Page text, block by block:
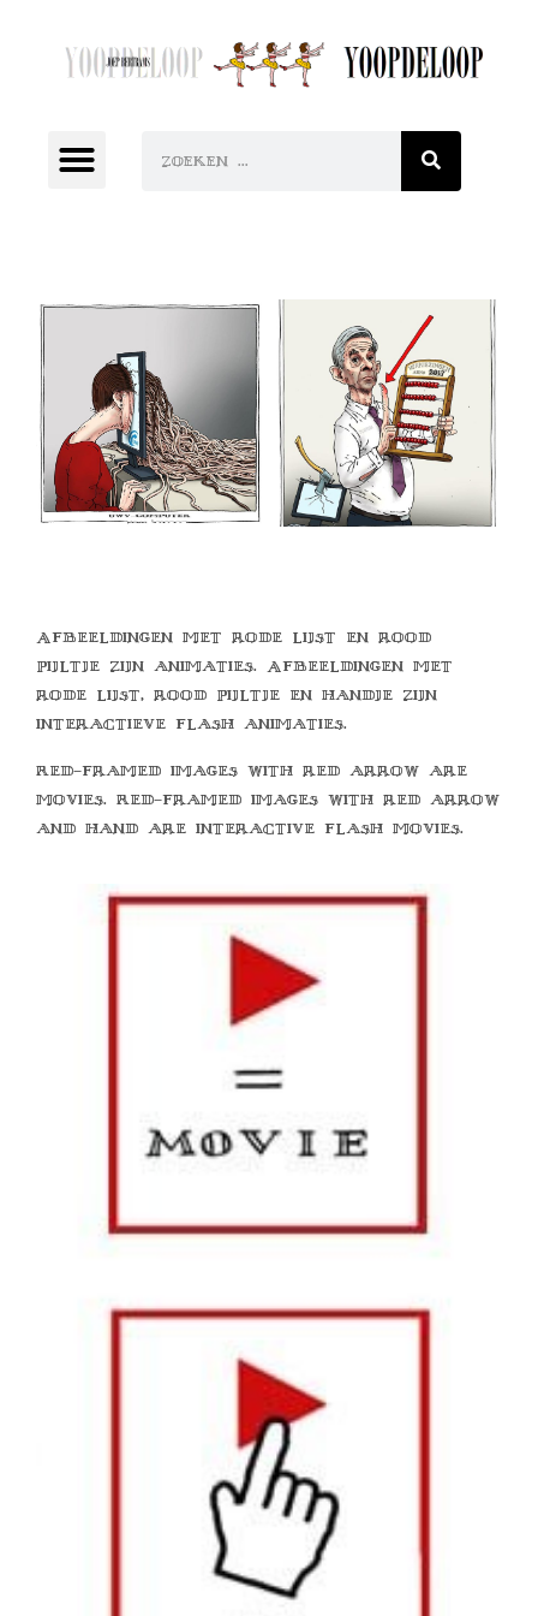
Afbeeldingen met rode lijst en rood
pijltje zijn animaties. Afbeeldingen met
rode lijst, rood pijltje en handje zijn
interactieve flash animaties.
Red-framed images with red arrow are
movies. Red-framed images with red arrow
and hand are interactive flash movies.